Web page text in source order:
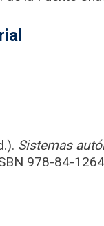
Sistemas
978-84-